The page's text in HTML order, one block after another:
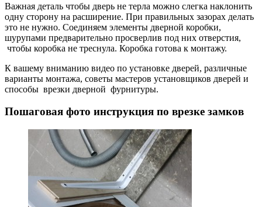
Важная деталь чтобы дверь не терла можно слегка наклонить
одну сторону на расширение. При правильных зазорах делать
это не нужно. Соединяем элементы дверной коробки,
шурупами предварительно просверлив под них отверстия,
чтобы коробка не треснула. Коробка готова к монтажу.
К вашему вниманию видео по установке дверей, различные
варианты монтажа, советы мастеров установщиков дверей и
способы врезки дверной фурнитуры.
Пошаговая фото инструкция по врезке замков